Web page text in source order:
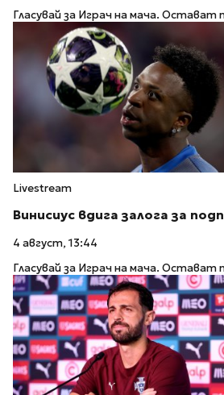
Гласувай за Играч на мача. Остават
Livestream
Винисиус вдига залога за
4 август, 13:44
Гласувай за Играч на мача. Остават